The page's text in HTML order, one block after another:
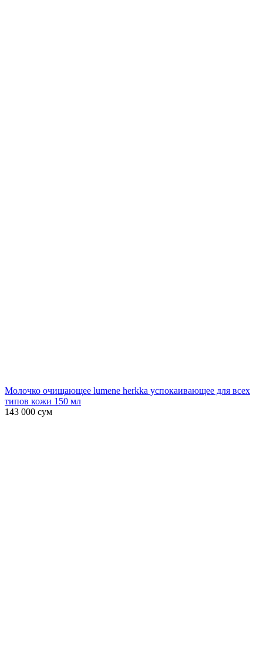
Молочко очищающее lumene herkka успокаивающее для всех
типов кожи 150 мл
143 000 сум